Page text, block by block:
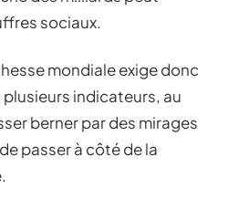
sociaux.
mondiale exige donc
indicateurs, au
berner par des mirages
passer à côté de la